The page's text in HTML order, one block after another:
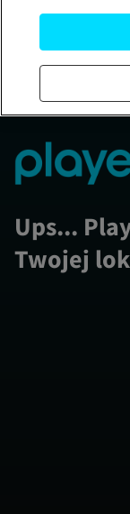
Ups...
Twojej